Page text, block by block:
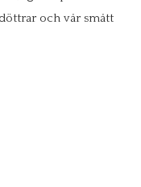
och vår smått